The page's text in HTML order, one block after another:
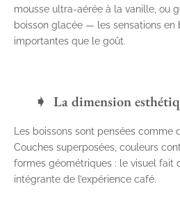
mousse ultra-aérée à la vanille, ou
boisson glacée — les sensations en
importantes que le goût.
La dimension
Les boissons sont pensées comme
Couches superposées, couleurs
formes géométriques : le visuel fait
intégrante de l’expérience café.